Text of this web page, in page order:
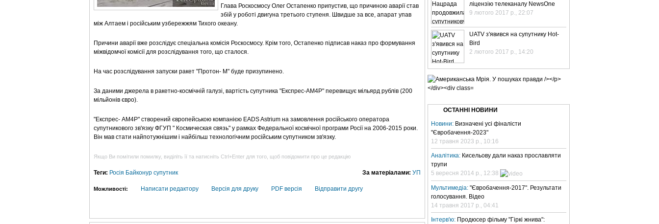
Глава Роскосмосу Олег Остапенко припустив, що причиною аварії став
збій у роботі двигуна третього ступеня. Швидше за все, апарат упав
між Алтаем і російським узбережжям Тихого океану.
Причини аварії вже розслідує спеціальна комісія Роскосмосу. Крім того, Остапенко підписав наказ про формування
міжвідомчої комісії для розслідування того, що сталося.
На час розслідування запуски ракет "Протон- М" буде призупинено.
За даними джерела в ракетно-космічній галузі, вартість супутника "Експрес-АМ4Р" перевищує мільярд рублів (200
мільйонів євро).
"Експрес- АМ4Р" створений європейською компанією EADS Astrium на замовлення російського оператора
супутникового зв'язку ФГУП " Космическая связь" у рамках Федеральної космічної програми Росії на 2006-2015 роки.
Він мав стати найпотужнішим і найбільш технологічним російським супутником зв'язку.
Якщо Ви помітили помилку, виділіть її та натисніть Ctrl+Enter для того, щоб повідомити про це редакцію
За матеріалами: УП
Теги: Росія Байконур супутник
Можливості: Написати редактору Версія для друку PDF версія Відправити другу
ліцензію телеканалу NewsOne
9 лютого 2017 р., 22:07
UATV з'явився на супутнику Hot-
Bird
2 лютого 2017 р., 14:20
ОСТАННІ НОВИНИ
Новини: Визначені усі фіналісти
"Євробачення-2023"
12 травня 2023 р., 10:16
Аналітика: Кисельову дали наказ прославляти
трупи
5 вересня 2014 р., 12:38
Мультимедіа: "Євробачення-2017". Результати
голосування. Відео
14 травня 2017 р., 04:41
Інтерв'ю: Продюсер фільму "Гіркі жнива":